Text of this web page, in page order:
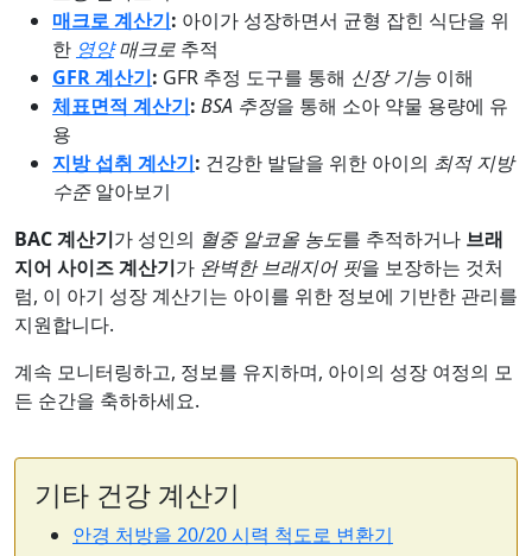
매크로 계산기: 아이가 성장하면서 균형 잡힌 식단을 위
한 영양매크로 추적
GFR 계산기: GFR 추정 도구를 통해 신장 기능 이해
체표면적 계산기: BSA 추정을 통해 소아 약물 용량에 유
용
지방 섭취 계산기: 건강한 발달을 위한 아이의 최적 지방
수준알아보기
BAC 계산기가 성인의 혈중 알코올 농도를 추적하거나 브래
지어 사이즈 계산기가 완벽한 브래지어 핏을 보장하는 것처
럼, 이 아기 성장 계산기는 아이를 위한 정보에 기반한 관리를
지원합니다.
계속 모니터링하고, 정보를 유지하며, 아이의 성장 여정의 모
든 순간을 축하하세요.
기타 건강 계산기
안경 처방을 20/20 시력 척도로 변환기